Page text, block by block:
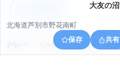
大友の沼
北海道芦別市野花南町
保存
共有
北海道芦別市野花南町